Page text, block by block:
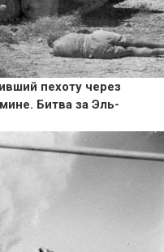
пехоту через
Битва за Эль-